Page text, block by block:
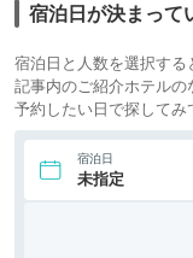
宿泊日が決まって
宿泊日と人数を選択する
記事内のご紹介ホテルの
予約したい日で探してみ
宿泊日
未指定